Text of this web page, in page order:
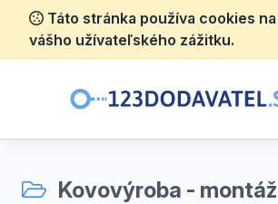
Táto stránka používa cookies
vášho užívateľského zážitku.
Kovovýroba - montáž